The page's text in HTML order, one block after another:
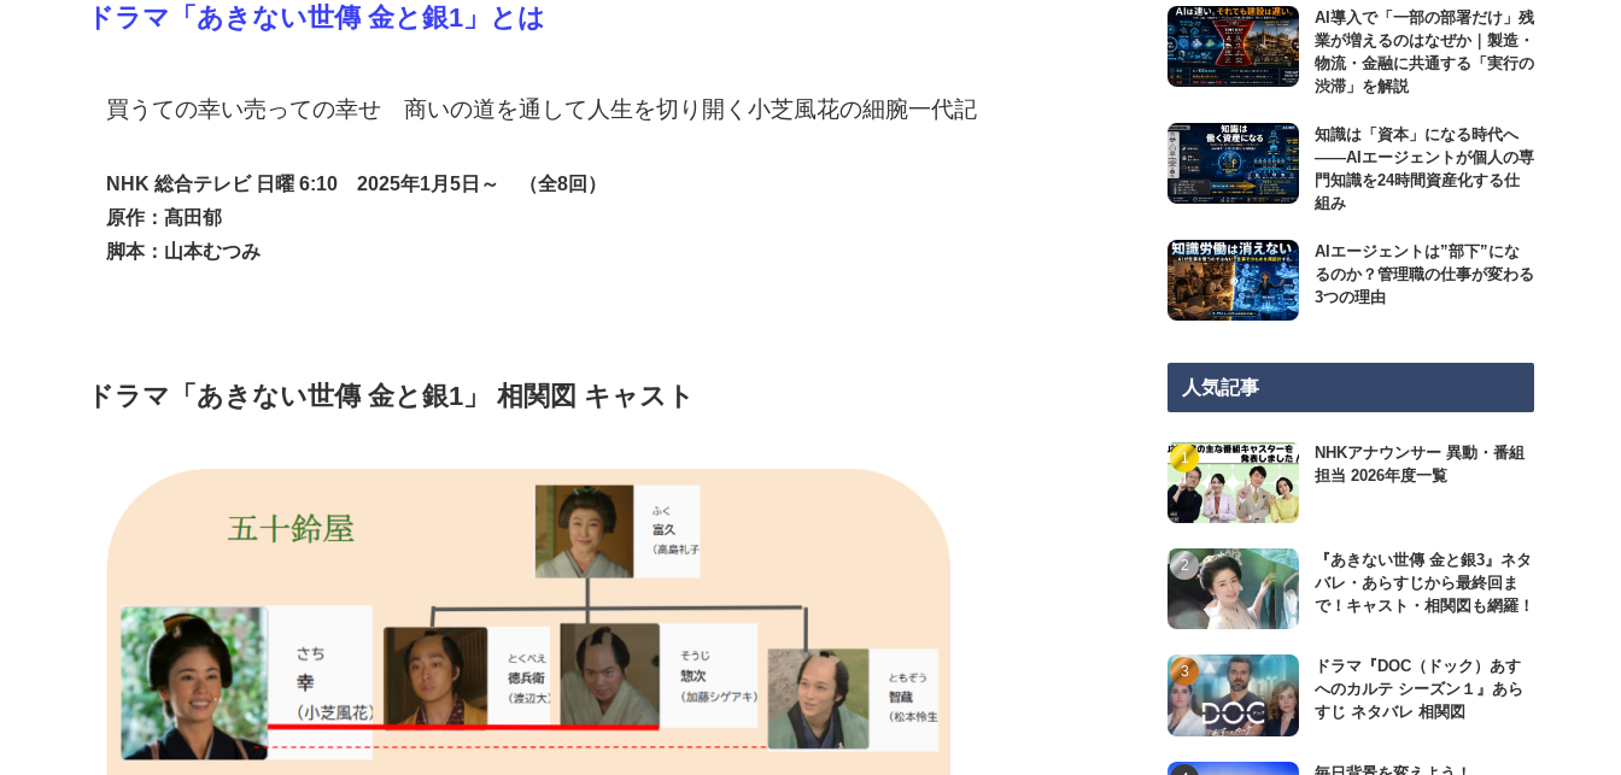
ドラマ「あきない世傳 金と銀1」とは
買うての幸い売っての幸せ 商いの道を通して人生を切り開く小芝風花の細腕一代記
NHK 総合テレビ 日 曜 6:10 2025年1月5日～ （全8回）
原作：髙田郁
脚本：山本むつみ
ドラマ「あきない世傳 金と銀1」 相関図 キャスト
AI導入で「一部の部署だけ」残
業が増えるのはなぜか｜製造・
物流・金融に共通する「実行の
渋滞」を解説
知識は「資本」になる時代へ
——AIエージェントが個人の専
門知識を24時間資産化する仕
組み
AIエージェントは”部下”にな
るのか？管理職の仕事が変わる
3つの理由
人気記事
NHKアナウンサー 異動・番組
担当 2026年度一覧
『あきない世傳 金と銀3』ネタ
バレ・あらすじから最終回ま
で！キャスト・相関図も網羅！
ドラマ『DOC（ドック）あす
へのカルテ シーズン１』あら
すじ ネタバレ 相関図